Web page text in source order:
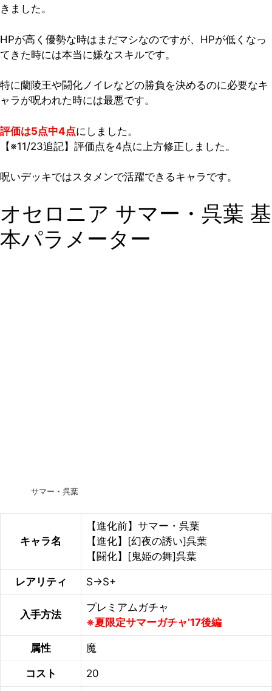
きました。
HPが高く優勢な時はまだマシなのですが、HPが低くなっ
てきた時には本当に嫌なスキルです。
特に蘭陵王や闘化ノイレなどの勝負を決めるのに必要なキ
ャラが呪われた時には最悪です。
評価は5点中4点にしました。
【※11/23追記】評価点を4点に上方修正しました。
呪いデッキではスタメンで活躍できるキャラです。
オセロニア サマー・呉葉 基
本パラメーター
サマー・呉葉
キャラ名
【進化前】サマー・呉葉
【進化】[幻夜の誘い]呉葉
【闘化】[鬼姫の舞]呉葉
レアリティ S→S+
入手方法
プレミアムガチャ
※夏限定サマーガチャ’17後編
属性 魔
コスト 20